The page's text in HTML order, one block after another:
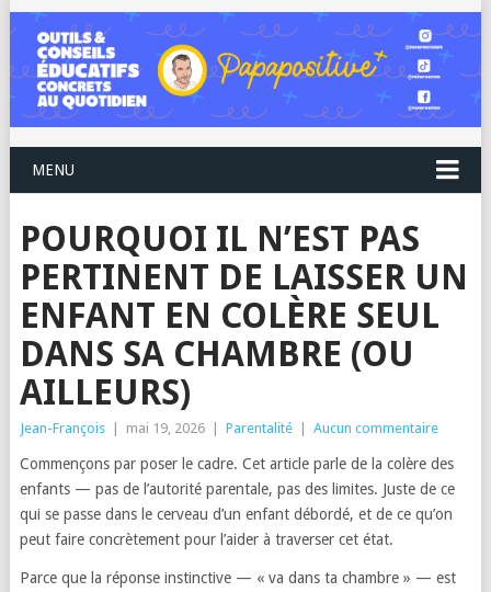
MENU
POURQUOI IL N’EST PAS
PERTINENT DE LAISSER UN
ENFANT EN COLÈRE SEUL
DANS SA CHAMBRE (OU
AILLEURS)
Jean-François mai 19, 2026 Parentalité Aucun commentaire
Commençons par poser le cadre. Cet article parle de la colère des
enfants — pas de l’autorité parentale, pas des limites. Juste de ce
qui se passe dans le cerveau d’un enfant débordé, et de ce qu’on
peut faire concrètement pour l’aider à traverser cet état.
Parce que la réponse instinctive — « va dans ta chambre » — est